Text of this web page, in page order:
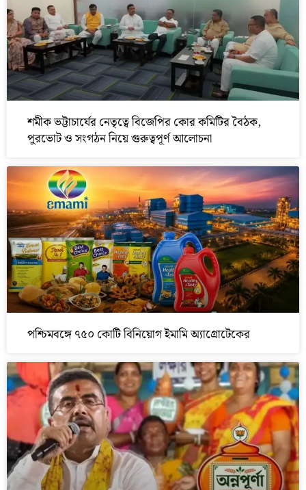
শমীক ভট্টাচার্যের নেতৃত্বে বিজেপির কোর কমিটির বৈঠক,
পুরভোট ও সংগঠন নিয়ে গুরুত্বপূর্ণ আলোচনা
পশ্চিমবঙ্গে ৭৫০ কোটি বিনিয়োগ ইমামি অ্যাগ্রোটেকের